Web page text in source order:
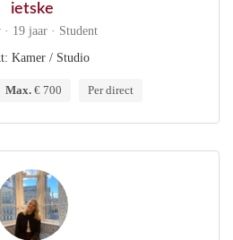
ietske
19 jaar · Student
Kamer / Studio
Max. € 700 Per direct